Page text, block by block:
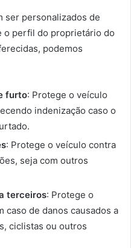
ser personalizados de
o perfil do proprietário do
podemos
furto: Protege o veículo
indenização caso o
: Protege o veículo contra
seja com outros
terceiros: Protege o
caso de danos causados a
ciclistas ou outros